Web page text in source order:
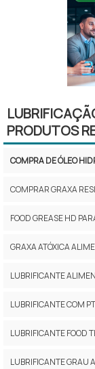
PRODUTOS
COMPRA DE ÓLEO
COMPRAR GRAXA
FOOD GREASE HD
GRAXA ATÓXICA
LUBRIFICANTE
LUBRIFICANTE COM
LUBRIFICANTE FOOD
LUBRIFICANTE GRAU